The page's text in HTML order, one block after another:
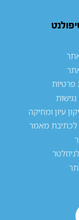
פרטיות
עיון ומחיקה
לכתיבת מאמר